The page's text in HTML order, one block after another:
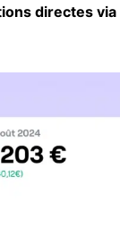
directes via